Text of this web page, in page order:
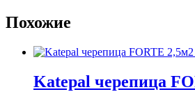
Похожие
Katepal черепица